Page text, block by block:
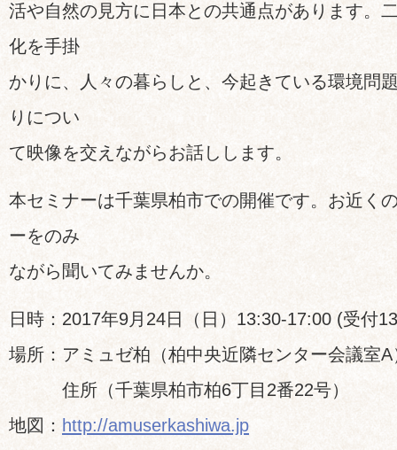
活や自然の見方に日本との共通点があります。
化を手掛
かりに、人々の暮らしと、今起きている環境問
りについ
て映像を交えながらお話しします。
本セミナーは千葉県柏市での開催です。お近く
ーをのみ
ながら聞いてみませんか。
日時：2017年9月24日（日）13:30-17:00 (受付
場所：アミュゼ柏（柏中央近隣センター会議室A
住所（千葉県柏市柏6丁目2番22号）
地図： http://amuserkashiwa.jp